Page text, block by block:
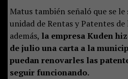
Matus también señaló que se
unidad de Rentas y Patentes
además, la empresa Kuden
de julio una carta a la
puedan renovarles las
seguir funcionando.